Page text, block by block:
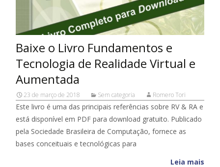
Baixe o Livro Fundamentos e
Tecnologia de Realidade Virtual e
Aumentada
23 de março de 2018 Sem categoria Romero Tori
Este livro é uma das principais referências sobre RV & RA e
está disponível em PDF para download gratuito. Publicado
pela Sociedade Brasileira de Computação, fornece as
bases conceituais e tecnológicas para
Leia mais